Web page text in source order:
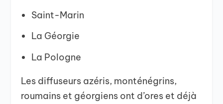
Saint-Marin
La Géorgie
La Pologne
Les diffuseurs azéris, monténégrins,
roumains et géorgiens ont d’ores et déjà